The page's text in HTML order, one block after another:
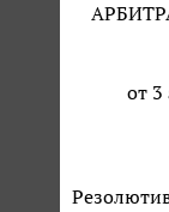
от 3